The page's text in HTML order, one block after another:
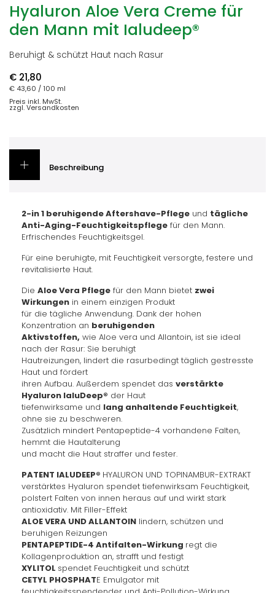
Hyaluron Aloe Vera Creme für
den Mann mit Ialudeep®
Beruhigt & schützt Haut nach Rasur
€ 21,80
€ 43,60 / 100 ml
Preis inkl. MwSt.
zzgl. Versandkosten
Beschreibung
2-in 1 beruhigende Aftershave-Pflege und tägliche
Anti-Aging-Feuchtigkeitspflege für den Mann.
Erfrischendes Feuchtigkeitsgel.
Für eine beruhigte, mit Feuchtigkeit versorgte, festere und
revitalisierte Haut.
Die Aloe Vera Pflege für den Mann bietet zwei
Wirkungen in einem einzigen Produkt
für die tägliche Anwendung. Dank der hohen
Konzentration an beruhigenden
Aktivstoffen, wie Aloe vera und Allantoin, ist sie ideal
nach der Rasur: Sie beruhigt
Hautreizungen, lindert die rasurbedingt täglich gestresste
Haut und fördert
ihren Aufbau. Außerdem spendet das verstärkte
Hyaluron IaluDeep® der Haut
tiefenwirksame und lang anhaltende Feuchtigkeit,
ohne sie zu beschweren.
Zusätzlich mindert Pentapeptide-4 vorhandene Falten,
hemmt die Hautalterung
und macht die Haut straffer und fester.
PATENT IALUDEEP® HYALURON UND TOPINAMBUR-EXTRAKT
verstärktes Hyaluron spendet tiefenwirksam Feuchtigkeit,
polstert Falten von innen heraus auf und wirkt stark
antioxidativ. Mit Filler-Effekt
ALOE VERA UND ALLANTOIN lindern, schützen und
beruhigen Reizungen
PENTAPEPTIDE-4 Antifalten-Wirkung regt die
Kollagenproduktion an, strafft und festigt
XYLITOL spendet Feuchtigkeit und schützt
CETYL PHOSPHATE Emulgator mit